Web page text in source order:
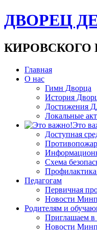
ДВОРЕЦ
КИРОВСКОГО
Главная
О нас
Гимн Дворца
История
Достижения
Локальные
Это
Доступная
Схема
Педагогам
Первичная
Новости
Родителям и
Приглашаем в
Новости